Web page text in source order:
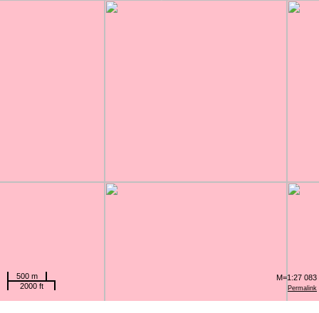
Permalink
500 m
2000 ft
M=1:27 083